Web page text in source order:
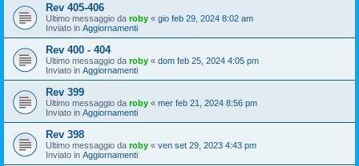
Rev 405-406
Ultimo messaggio da roby « gio feb 29, 2024 8:02 am
Inviato in Aggiornamenti
Rev 400 - 404
Ultimo messaggio da roby « dom feb 25, 2024 4:05 pm
Inviato in Aggiornamenti
Rev 399
Ultimo messaggio da roby « mer feb 21, 2024 8:56 pm
Inviato in Aggiornamenti
Rev 398
Ultimo messaggio da roby « ven set 29, 2023 4:43 pm
Inviato in Aggiornamenti